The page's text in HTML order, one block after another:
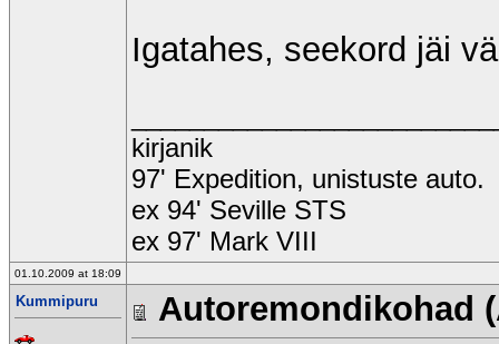
Igatahes, seekord jäi
kirjanik
97' Expedition, unistuste auto.
ex 94' Seville STS
ex 97' Mark VIII
01.10.2009 at 18:09
Kummipuru
Autoremondikohad